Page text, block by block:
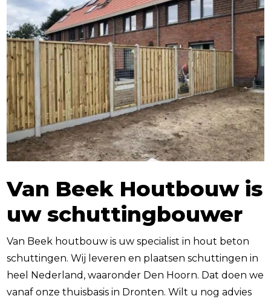
Van Beek Houtbouw is
uw schuttingbouwer
Van Beek houtbouw is uw specialist in hout beton
schuttingen. Wij leveren en plaatsen schuttingen in
heel Nederland, waaronder Den Hoorn. Dat doen we
vanaf onze thuisbasis in Dronten. Wilt u nog advies